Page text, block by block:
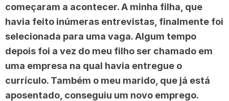
começaram a acontecer. A minha filha, que
havia feito inúmeras entrevistas, finalmente foi
selecionada para uma vaga. Algum tempo
depois foi a vez do meu filho ser chamado em
uma empresa na qual havia entregue o
currículo. Também o meu marido, que já está
aposentado, conseguiu um novo emprego.